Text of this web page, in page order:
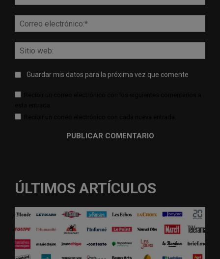
web:
Guardar mis datos para la próxima vez que comente
ÚLTIMOS ARTÍCULOS